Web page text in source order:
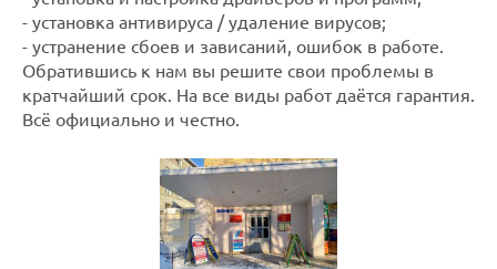
- установка антивируса / удаление вирусов;
- устранение сбоев и зависаний, ошибок в работе.
Обратившись к нам вы решите свои проблемы в
кратчайший срок. На все виды работ даётся гарантия.
Всё официально и честно.